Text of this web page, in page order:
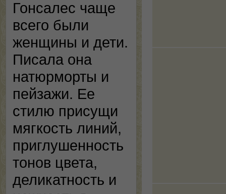
Гонсалес чаще
всего были
женщины и дети.
Писала она
натюрморты и
пейзажи. Ее
стилю присущи
мягкость линий,
приглушенность
тонов цвета,
деликатность и